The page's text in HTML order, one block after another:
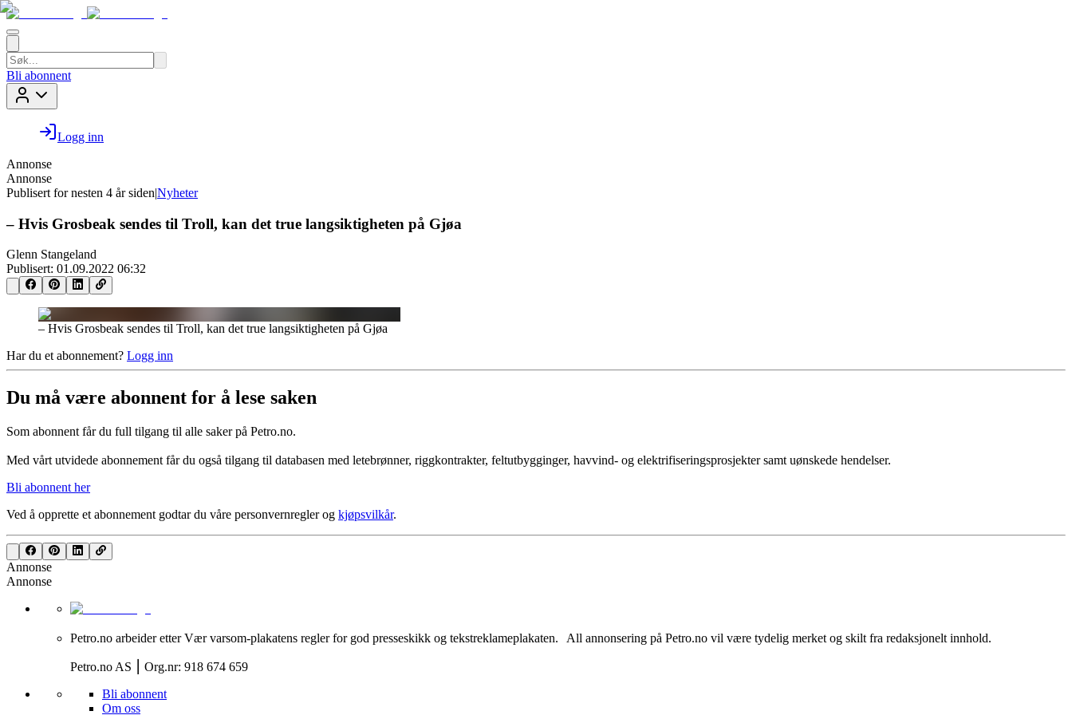
Bli abonnent
Logg inn
Annonse
Annonse
Publisert for nesten 4 år siden|Nyheter
– Hvis Grosbeak sendes til Troll, kan det true langsiktigheten på Gjøa
Glenn Stangeland
Publisert: 01.09.2022 06:32
– Hvis Grosbeak sendes til Troll, kan det true langsiktigheten på Gjøa
Har du et abonnement? Logg inn
Du må være abonnent for å lese saken
Som abonnent får du full tilgang til alle saker på Petro.no.
Med vårt utvidede abonnement får du også tilgang til databasen med letebrønner, riggkontrakter, feltutbygginger, havvind- og elektrifiseringsprosjekter samt uønskede hendelser.
Bli abonnent her
Ved å opprette et abonnement godtar du våre personvernreglerog kjøpsvilkår.
Annonse
Annonse
Petro.no arbeider etter Vær varsom-plakatens regler for god presseskikk og tekstreklameplakaten. All annonsering på Petro.no vil være tydelig merket og skilt fra redaksjonelt innhold.
Petro.no AS ⎮ Org.nr: 918 674 659
Bli abonnent
Om oss